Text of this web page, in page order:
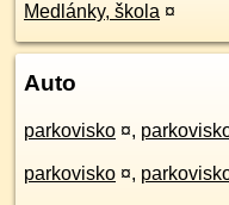
Medlánky, škola ¤
Auto
parkovisko ¤,
parkovisko ¤,